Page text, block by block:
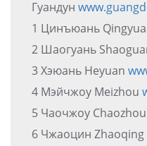
Гуандун
1 Цинъюань
2 Шаогуань
3 Хэюань Heyuan
4 Мэйчжоу Meizhou
5 Чаочжоу Chaozhou
6 Чжаоцин Zhaoqing